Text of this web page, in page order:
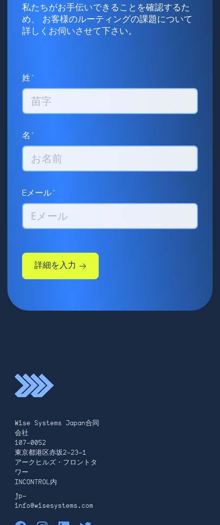
り、機械学習に基づくサービスタイムでこの問題に対
処しました。Wise Systems独自のモデルにより、過去
のデータを分析し、より正確にサービスタイムを見積
私たちがお手伝いできることを確認するた
め、 お客様のルーティングの課題について
詳しくお伺いさせて下さい。
姓*
名*
Eメール*
詳細を入力
役職名*
Wise Systems Japan合同
会社
107-0052
東京都港区赤坂2-23-1
アークヒルズ・フロントタ
ワー
INCONTROL内
jp-
info@wisesystems.com